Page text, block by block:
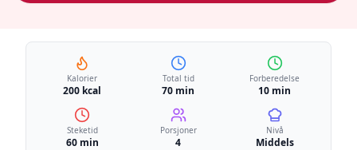
Kalorier
200 kcal
Total tid
70 min
Forberedelse
10 min
Steketid
60 min
Porsjoner
4
Nivå
Middels